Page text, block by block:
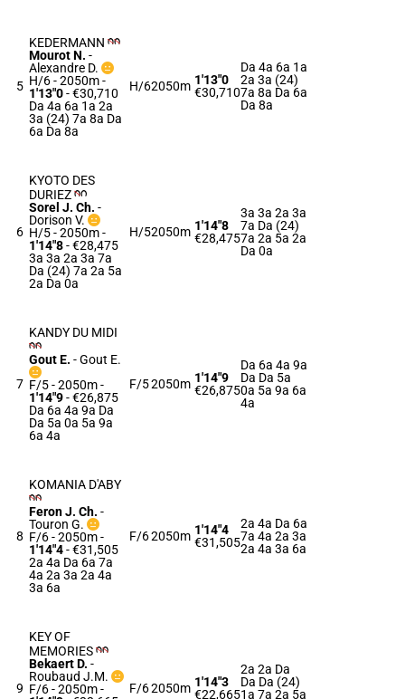
5
KEDERMANN
Mourot N. -
Alexandre D.
H/6 - 2050m-
1'13"0- €30,710
Da 4a 6a 1a 2a
3a (24) 7a 8a Da
6a Da 8a
H/62050m 1'13"0
€30,710
Da 4a 6a 1a
2a 3a (24)
7a 8a Da 6a
Da 8a
6
KYOTO DES
DURIEZ
Sorel J. Ch. -
Dorison V.
H/5 - 2050m-
1'14"8- €28,475
3a 3a 2a 3a 7a
Da (24) 7a 2a 5a
2a Da 0a
H/52050m 1'14"8
€28,475
3a 3a 2a 3a
7a Da (24)
7a 2a 5a 2a
Da 0a
7
KANDY DU MIDI
Gout E. -Gout E.
F/5 - 2050m-
1'14"9- €26,875
Da 6a 4a 9a Da
Da 5a 0a 5a 9a
6a 4a
F/52050m 1'14"9
€26,875
Da 6a 4a 9a
Da Da 5a
0a 5a 9a 6a
4a
8
KOMANIA D'ABY
Feron J. Ch. -
Touron G.
F/6 - 2050m-
1'14"4- €31,505
2a 4a Da 6a 7a
4a 2a 3a 2a 4a
3a 6a
F/62050m 1'14"4
€31,505
2a 4a Da 6a
7a 4a 2a 3a
2a 4a 3a 6a
9
KEY OF
MEMORIES
Bekaert D. -
Roubaud J.M.
F/6 - 2050m-
F/62050m 1'14"3
€22,665
2a 2a Da
Da Da (24)
1a 7a 2a 5a